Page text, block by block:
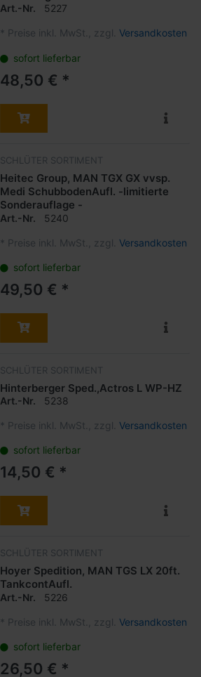
Art.-Nr. 5227
* Preise inkl. MwSt., zzgl. Versandkosten
sofort lieferbar
48,50 € *
SCHLÜTER SORTIMENT
Heitec Group, MAN TGX GX vvsp.
Medi SchubbodenAufl. -limitierte
Sonderauflage -
Art.-Nr. 5240
* Preise inkl. MwSt., zzgl. Versandkosten
sofort lieferbar
49,50 € *
SCHLÜTER SORTIMENT
Hinterberger Sped.,Actros L WP-HZ
Art.-Nr. 5238
* Preise inkl. MwSt., zzgl. Versandkosten
sofort lieferbar
14,50 € *
SCHLÜTER SORTIMENT
Hoyer Spedition, MAN TGS LX 20ft.
TankcontAufl.
Art.-Nr. 5226
* Preise inkl. MwSt., zzgl. Versandkosten
sofort lieferbar
26,50 € *